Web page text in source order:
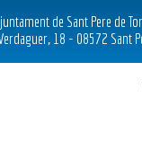
de Sant Pere de
18 - 08572 Sant